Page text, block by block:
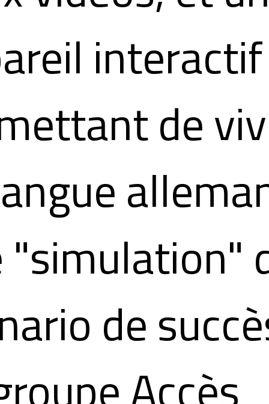
interactif
de
"simulation"
de